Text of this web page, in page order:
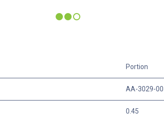
Portion
AA-3029-00
0.45